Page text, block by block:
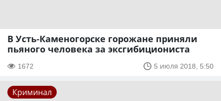
В Усть-Каменогорске горожане приняли
пьяного человека за эксгибициониста
1672 5 июля 2018, 5:50
Криминал